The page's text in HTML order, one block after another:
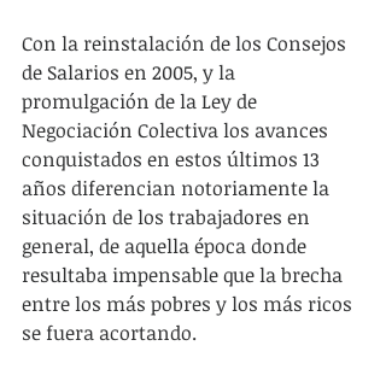
Con la reinstalación de los Consejos
de Salarios en 2005, y la
promulgación de la Ley de
Negociación Colectiva los avances
conquistados en estos últimos 13
años diferencian notoriamente la
situación de los trabajadores en
general, de aquella época donde
resultaba impensable que la brecha
entre los más pobres y los más ricos
se fuera acortando.